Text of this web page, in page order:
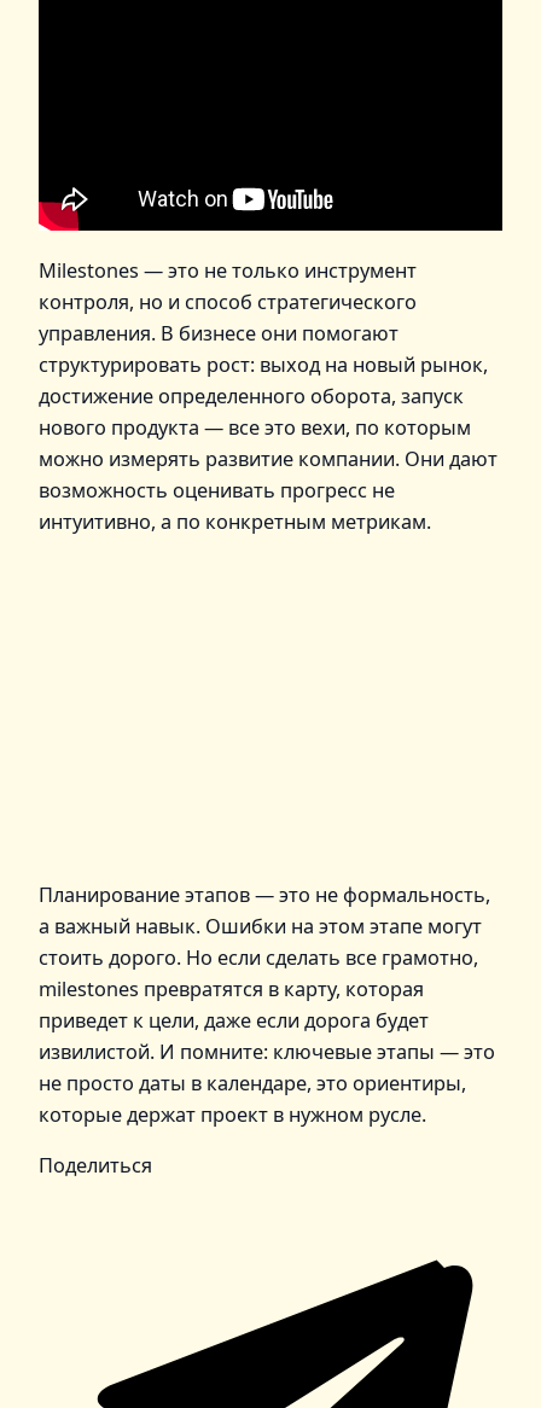
Milestones — это не только инструмент
контроля, но и способ стратегического
управления. В бизнесе они помогают
структурировать рост: выход на новый рынок,
достижение определенного оборота, запуск
нового продукта — все это вехи, по которым
можно измерять развитие компании. Они дают
возможность оценивать прогресс не
интуитивно, а по конкретным метрикам.
Планирование этапов — это не формальность,
а важный навык. Ошибки на этом этапе могут
стоить дорого. Но если сделать все грамотно,
milestones превратятся в карту, которая
приведет к цели, даже если дорога будет
извилистой. И помните: ключевые этапы — это
не просто даты в календаре, это ориентиры,
которые держат проект в нужном русле.
Поделиться